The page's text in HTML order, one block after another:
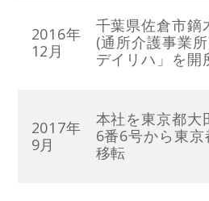
2016年
12月
千葉県佐倉市鏑
(通所介護事業
デイリハ」を開
2017年
9月
本社を東京都大
6番6号から東
移転